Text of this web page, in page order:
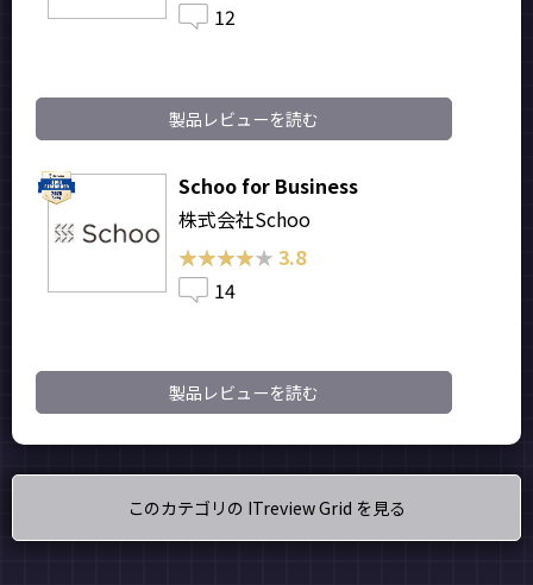
12
製品レビューを読む
Schoo for Business
株式会社Schoo
★★★★★
★★★★★ 3.8
14
製品レビューを読む
このカテゴリの ITreview Grid を見る